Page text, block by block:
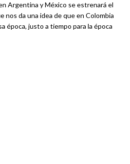
Argentina y México se estrenará el
nos da una idea de que en Colombia
época, justo a tiempo para la época